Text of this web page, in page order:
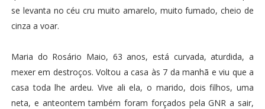
se levanta no céu cru muito amarelo, muito fumado, cheio de
cinza a voar.
Maria do Rosário Maio, 63 anos, está curvada, aturdida, a
mexer em destroços. Voltou a casa às 7 da manhã e viu que a
casa toda lhe ardeu. Vive ali ela, o marido, dois filhos, uma
neta, e anteontem também foram forçados pela GNR a sair,